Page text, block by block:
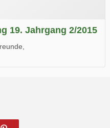
19. Jahrgang 2/2015